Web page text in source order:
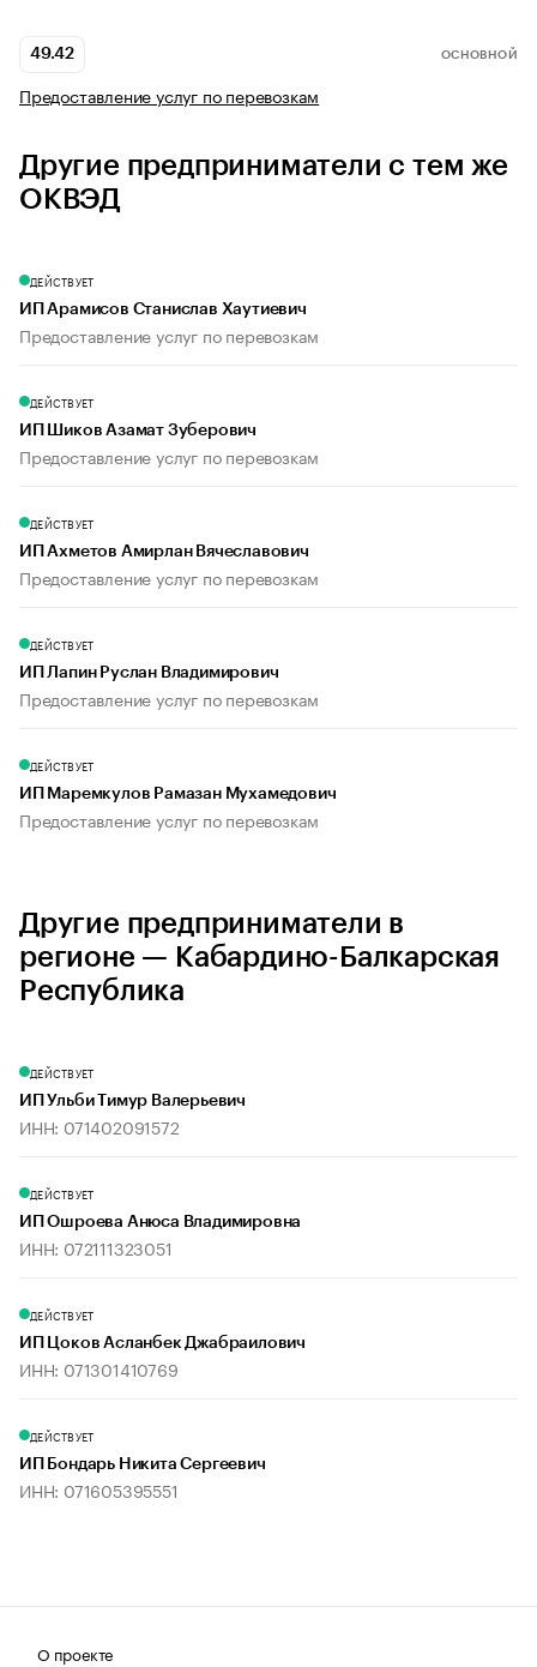
49.42 ОСНОВНОЙ
Предоставление услуг по перевозкам
Другие предприниматели с тем же
ОКВЭД
ДЕЙСТВУЕТ
ИП Арамисов Станислав Хаутиевич
Предоставление услуг по перевозкам
ДЕЙСТВУЕТ
ИП Шиков Азамат Зуберович
Предоставление услуг по перевозкам
ДЕЙСТВУЕТ
ИП Ахметов Амирлан Вячеславович
Предоставление услуг по перевозкам
ДЕЙСТВУЕТ
ИП Лапин Руслан Владимирович
Предоставление услуг по перевозкам
ДЕЙСТВУЕТ
ИП Маремкулов Рамазан Мухамедович
Предоставление услуг по перевозкам
Другие предприниматели в
регионе — Кабардино-Балкарская
Республика
ДЕЙСТВУЕТ
ИП Ульби Тимур Валерьевич
ИНН: 071402091572
ДЕЙСТВУЕТ
ИП Ошроева Анюса Владимировна
ИНН: 072111323051
ДЕЙСТВУЕТ
ИП Цоков Асланбек Джабраилович
ИНН: 071301410769
ДЕЙСТВУЕТ
ИП Бондарь Никита Сергеевич
ИНН: 071605395551
О проекте